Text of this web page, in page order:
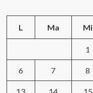
L Ma Mi
1
6 7 8